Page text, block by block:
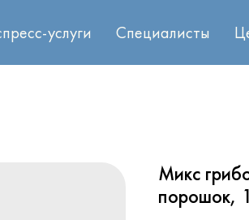
услуги Специалисты
Микс
порошок,